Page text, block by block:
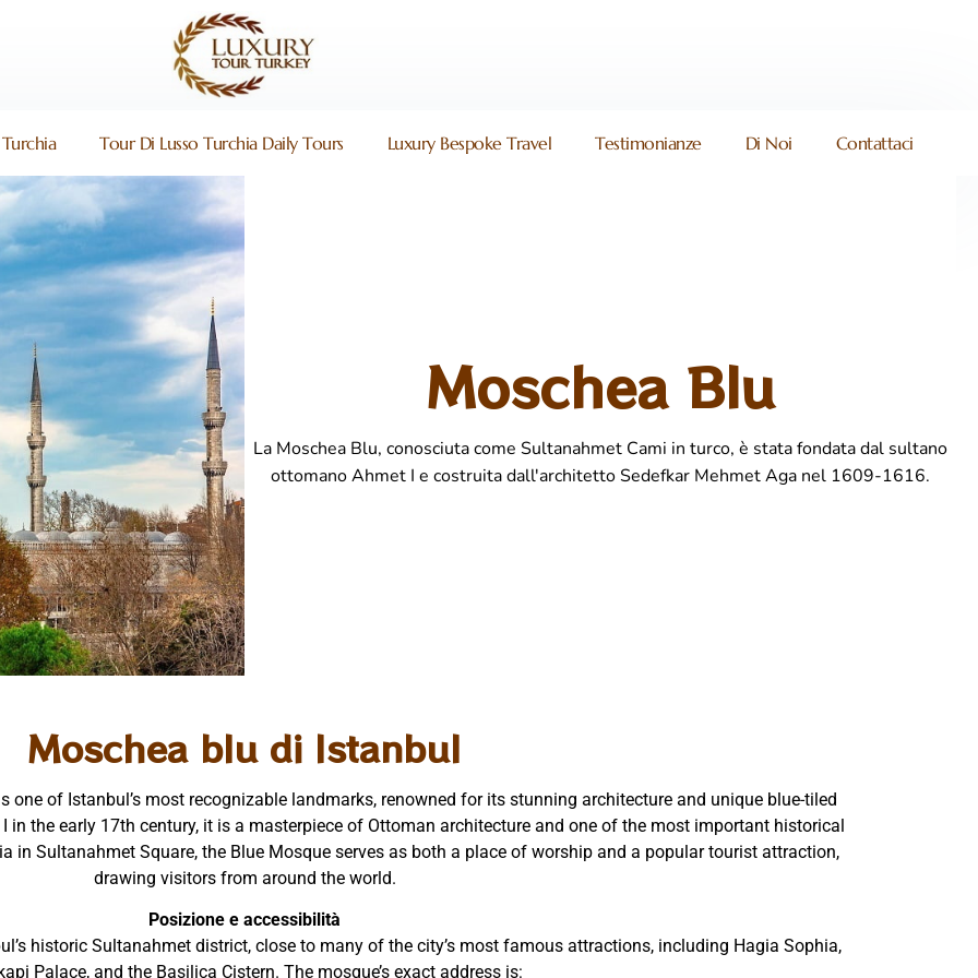
Tour Di Lusso Turchia Daily Tours Luxury Bespoke Travel Testimonianze Di Noi Contattaci
Moschea Blu
La Moschea Blu, conosciuta come Sultanahmet Cami in turco, è stata fondata dal sultano
ottomano Ahmet I e costruita dall'architetto Sedefkar Mehmet Aga nel 1609-1616.
Moschea blu di Istanbul
one of Istanbul’s most recognizable landmarks, renowned for its stunning architecture and unique blue-tiled
in the early 17th century, it is a masterpiece of Ottoman architecture and one of the most important historical
in Sultanahmet Square, the Blue Mosque serves as both a place of worship and a popular tourist attraction,
drawing visitors from around the world.
Posizione e accessibilità
historic Sultanahmet district, close to many of the city’s most famous attractions, including Hagia Sophia,
Palace, and the Basilica Cistern. The mosque’s exact address is: